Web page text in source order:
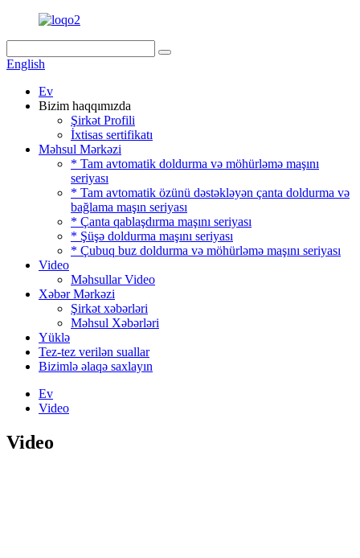
English
Ev
Bizim haqqımızda
Şirkət Profili
İxtisas sertifikatı
Məhsul Mərkəzi
* Tam avtomatik doldurma və möhürləmə maşını
seriyası
* Tam avtomatik özünü dəstəkləyən çanta doldurma və
bağlama maşın seriyası
* Çanta qablaşdırma maşını seriyası
* Şüşə doldurma maşını seriyası
* Çubuq buz doldurma və möhürləmə maşını seriyası
Video
Məhsullar Video
Xəbər Mərkəzi
Şirkət xəbərləri
Məhsul Xəbərləri
Yüklə
Tez-tez verilən suallar
Bizimlə əlaqə saxlayın
Ev
Video
Video